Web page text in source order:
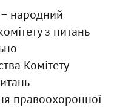
народний
з питань
Комітету
правоохоронної